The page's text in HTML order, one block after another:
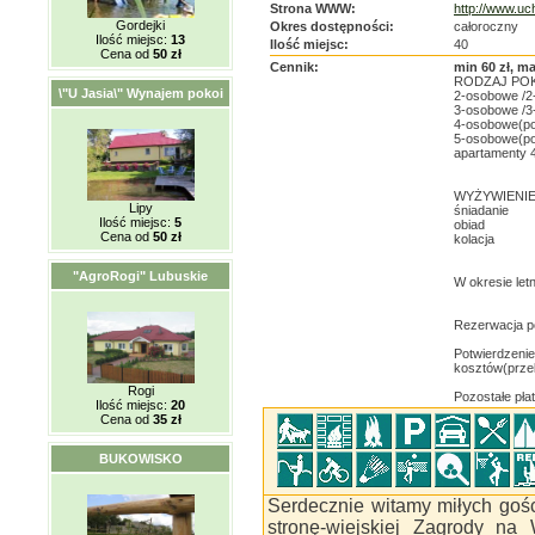
Gordejki
Ilość miejsc: 13
Cena od 50 zł
\"U Jasia\" Wynajem pokoi
Lipy
Ilość miejsc: 5
Cena od 50 zł
"AgroRogi" Lubuskie
Rogi
Ilość miejsc: 20
Cena od 35 zł
BUKOWISKO
Strona WWW:
http://
Okres dostępności:
całoroczny
Ilość miejsc:
40
Cennik:
min 60 zł,
RODZAJ
2-osobowe /
3-osobowe /
4-
5-
apartamenty
śniadanie
obiad
kolacja
W okresie
Rezerwacja
Pozostałe
Serdecznie witamy miłych
stronę-wiejskiej Zagrody na